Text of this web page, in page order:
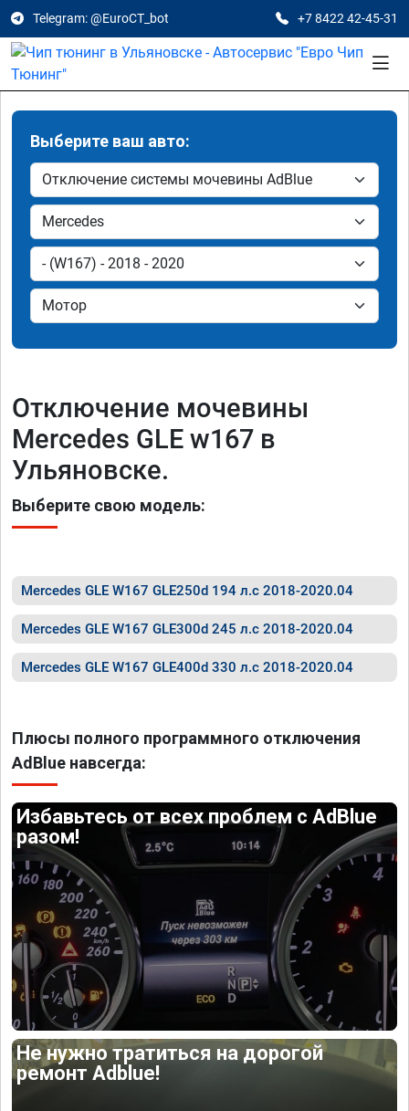
Telegram: @EuroCT_bot +7 8422 42-45-31
Выберите ваш авто:
Отключение мочевины
Mercedes GLE w167 в
Ульяновске.
Выберите свою модель:
Mercedes GLE W167 GLE250d 194 л.с 2018-2020.04
Mercedes GLE W167 GLE300d 245 л.с 2018-2020.04
Mercedes GLE W167 GLE400d 330 л.с 2018-2020.04
Плюсы полного программного отключения
AdBlue навсегда:
Избавьтесь от всех проблем с AdBlue
разом!
Не нужно тратиться на дорогой
ремонт Adblue!